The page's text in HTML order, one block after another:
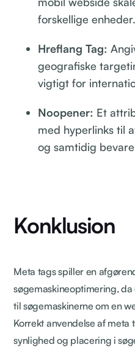
forskellige enheder.
Hreflang Tag:
geografiske
vigtigt for
Noopener: Et
med hyperlinks til
og samtidig
Konklusion
Meta tags spiller en
søgemaskineoptimering,
til søgemaskinerne om en
Korrekt anvendelse af meta
synlighed og placering i